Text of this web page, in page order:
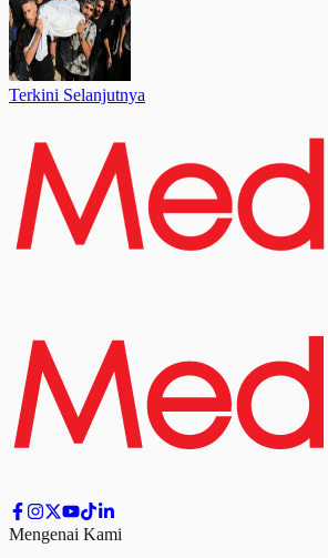
Terkini Selanjutnya
Mengenai Kami